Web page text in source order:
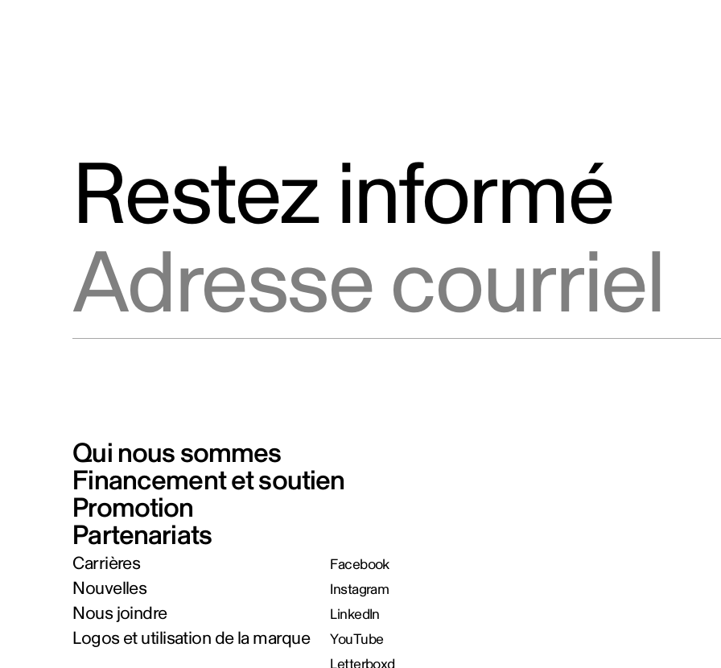
Restez informé
Qui nous sommes
Financement et soutien
Promotion
Partenariats
Carrières
Nouvelles
Nous joindre
Logos et utilisation de la marque
Facebook
Instagram
LinkedIn
YouTube
Letterboxd